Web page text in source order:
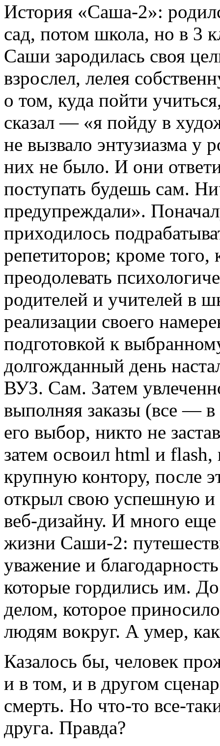
История «Саша-2»:
сад, потом школа, но в 3
Саши зародилась своя
взрослел, лелея
о том, куда пойти
сказал — «я пойду в
не вызвало энтузиазма у
них не было. И они
поступать будешь сам.
предупреждали».
приходилось
репетиторов; кроме
преодолевать
родителей и учителей в
реализации своего
подготовкой к
долгожданный день
ВУЗ. Сам. Затем
выполняя заказы (все — в
его выбор, никто не
затем освоил html и flash,
крупную контору, после
открыл свою успешную
веб-дизайну. И много еще
жизни Саши-2:
уважение и
которые гордились им.
делом, которое
людям вокруг. А умер,
Казалось бы, человек
и в том, и в другом
смерть. Но что-то все-
друга. Правда?